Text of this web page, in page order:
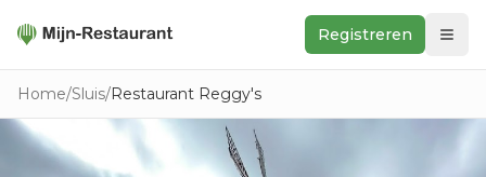
Registreren
Zoeken
In de buurt
Ontdek
Home/Sluis/Restaurant Reggy's